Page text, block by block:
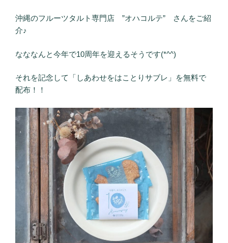
沖縄のフルーツタルト専門店 ”オハコルテ” さんをご紹
介♪
なななんと今年で10周年を迎えるそうです(*^^)
それを記念して「しあわせをはことりサブレ」を無料で
配布！！